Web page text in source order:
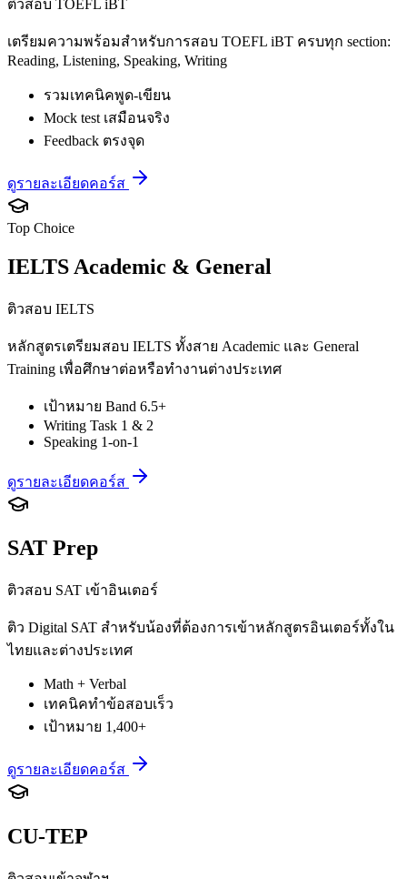
ติวสอบ TOEFL iBT
เตรียมความพร้อมสำหรับการสอบ TOEFL iBT ครบทุก section:
Reading, Listening, Speaking, Writing
รวมเทคนิคพูด-เขียน
Mock test เสมือนจริง
Feedback ตรงจุด
ดูรายละเอียดคอร์ส
Top Choice
IELTS Academic & General
ติวสอบ IELTS
หลักสูตรเตรียมสอบ IELTS ทั้งสาย Academic และ General
Training เพื่อศึกษาต่อหรือทำงานต่างประเทศ
เป้าหมาย Band 6.5+
Writing Task 1 & 2
Speaking 1-on-1
ดูรายละเอียดคอร์ส
SAT Prep
ติวสอบ SAT เข้าอินเตอร์
ติว Digital SAT สำหรับน้องที่ต้องการเข้าหลักสูตรอินเตอร์ทั้งใน
ไทยและต่างประเทศ
Math + Verbal
เทคนิคทำข้อสอบเร็ว
เป้าหมาย 1,400+
ดูรายละเอียดคอร์ส
CU-TEP